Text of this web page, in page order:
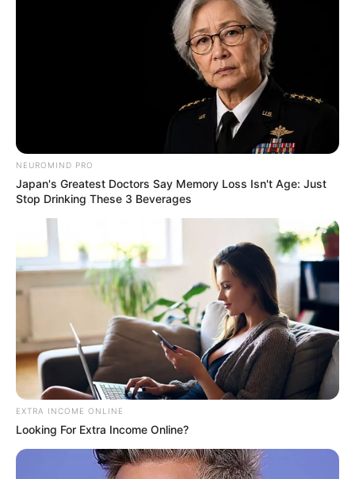
Deutschlandweit Veranstaltung kostenlos
Wäre es nicht besser, wenn sich die Präsidenten und
Generäle mit Knüppeln gegenseitig erschlagen würden,
statt mit ihren Herdenarmeen so viele andere Menschen
zu ermorden?
weitere Kalauer
Quermania folgen: Impressum & Kontakt
Smartphone Startseite
Suchen:
NEUROMIND PRO
Japan's Greatest Doctors Say Memory Loss Isn't Age: Just
Stop Drinking These 3 Beverages
EXTRA INCOME ONLINE
Looking For Extra Income Online?